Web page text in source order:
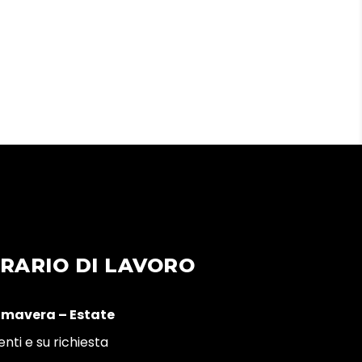
DI LAVORO
– Estate
e su richiesta